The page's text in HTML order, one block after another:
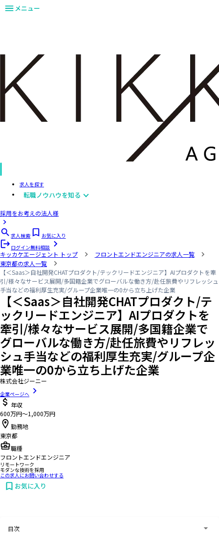
メニュー
求人を探す
転職ノウハウを知る
採用をお考えの法人様
求人検索
お気に入り
ログイン無料相談
キッカケエージェント トップ
フロントエンドエンジニアの求人一覧
東京都の求人一覧
【＜Saas＞自社開発CHATプロダクト/テックリードエンジニア】AIプロダクトを牽
引/様々なサービス展開/多国籍企業でグローバルな働き方/赴任旅費やリフレッシュ
手当などの福利厚生充実/グループ企業唯一の0から立ち上げた企業
【＜Saas＞自社開発CHATプロダクト/テ
ックリードエンジニア】AIプロダクトを
牽引/様々なサービス展開/多国籍企業で
グローバルな働き方/赴任旅費やリフレッ
シュ手当などの福利厚生充実/グループ企
業唯一の0から立ち上げた企業
株式会社ジーニー
企業ページへ
年収
600万円〜1,000万円
勤務地
東京都
職種
フロントエンドエンジニア
リモートワーク
モダンな技術を採用
この求人にお問い合わせする
お気に入り
目次